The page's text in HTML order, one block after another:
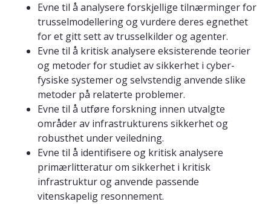
Evne til å analysere forskjellige tilnærminger for
trusselmodellering og vurdere deres egnethet
for et gitt sett av trusselkilder og agenter.
Evne til å kritisk analysere eksisterende teorier
og metoder for studiet av sikkerhet i cyber-
fysiske systemer og selvstendig anvende slike
metoder på relaterte problemer.
Evne til å utføre forskning innen utvalgte
områder av infrastrukturens sikkerhet og
robusthet under veiledning.
Evne til å identifisere og kritisk analysere
primærlitteratur om sikkerhet i kritisk
infrastruktur og anvende passende
vitenskapelig resonnement.